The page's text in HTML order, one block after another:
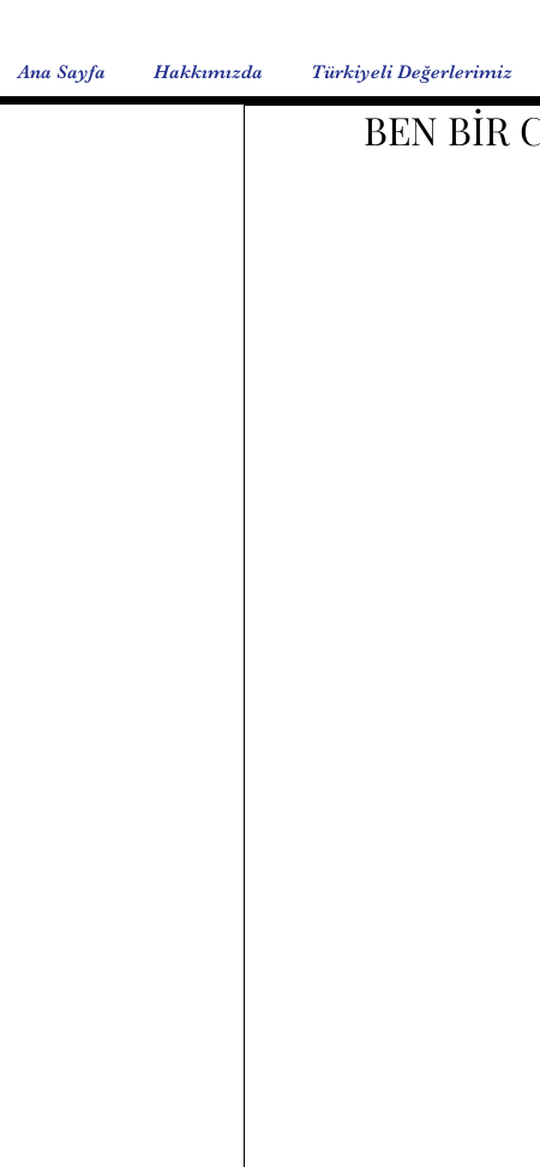
Ana Sayfa Hakkımızda Türkiyeli Değerlerimiz
BEN BİR